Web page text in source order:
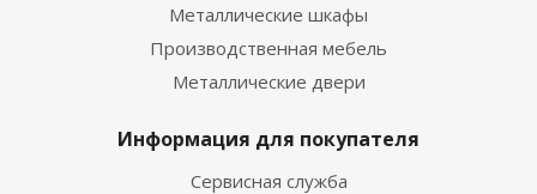
Металлические шкафы
Производственная мебель
Металлические двери
Информация для покупателя
Сервисная служба